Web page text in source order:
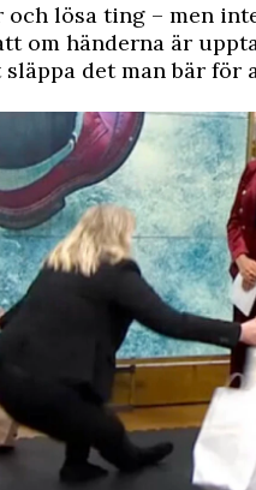
och lösa ting – men
om händerna är
det man bär för